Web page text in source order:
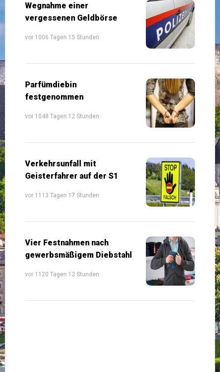
Wegnahme einer
vergessenen Geldbörse
vor 1006 Tagen 15 Stunden
Parfümdiebin
festgenommen
vor 1048 Tagen 12 Stunden
Verkehrsunfall mit
Geisterfahrer auf der S1
vor 1113 Tagen 17 Stunden
Vier Festnahmen nach
gewerbsmäßigem Diebstahl
vor 1120 Tagen 12 Stunden